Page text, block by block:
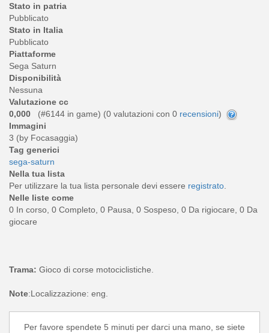
Stato in patria
Pubblicato
Stato in Italia
Pubblicato
Piattaforme
Sega Saturn
Disponibilità
Nessuna
Valutazione cc
0,000
(#6144 in game) (0 valutazioni con 0 recensioni)
Immagini
3 (by Focasaggia)
Tag generici
sega-saturn
Nella tua lista
Per utilizzare la tua lista personale devi essere registrato.
Nelle liste come
0 In corso, 0 Completo, 0 Pausa, 0 Sospeso, 0 Da rigiocare, 0 Da
giocare
Trama: Gioco di corse motociclistiche.
Note:Localizzazione: eng.
Per favore spendete 5 minuti per darci una mano, se siete